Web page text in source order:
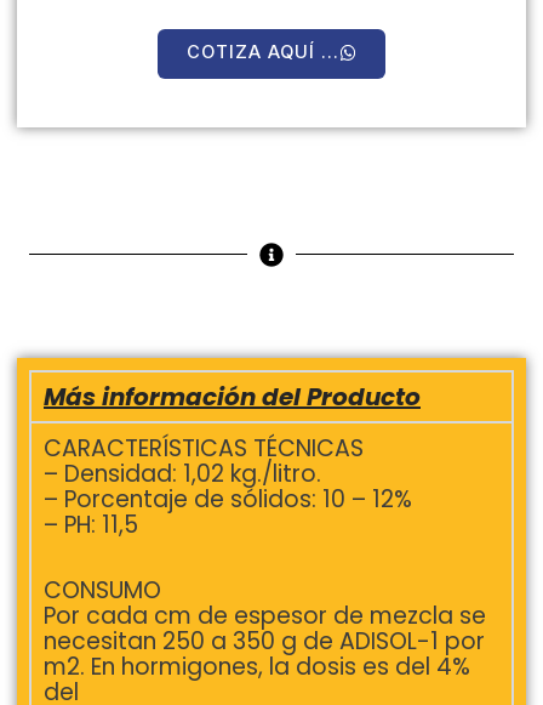
COTIZA AQUÍ ...
Más información del Producto
CARACTERÍSTICAS TÉCNICAS
– Densidad: 1,02 kg./litro.
– Porcentaje de sólidos: 10 – 12%
– PH: 11,5
CONSUMO
Por cada cm de espesor de mezcla se
necesitan 250 a 350 g de ADISOL-1 por
m2. En hormigones, la dosis es del 4%
del